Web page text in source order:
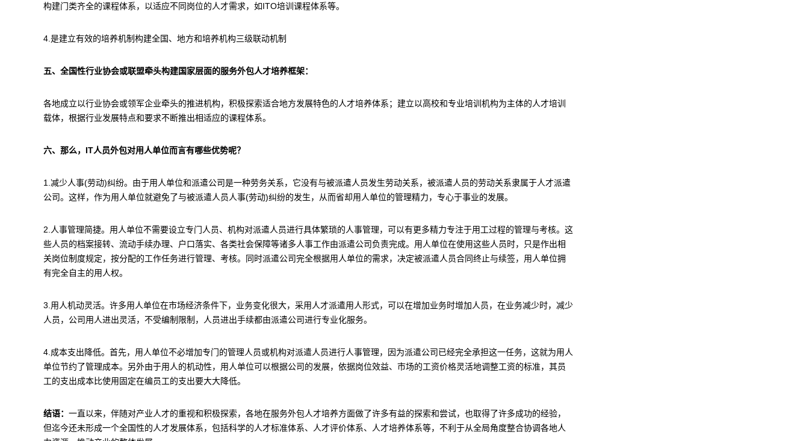
构建门类齐全的课程体系，以适应不同岗位的人才需求，如ITO培训课程体系等。
4.是建立有效的培养机制构建全国、地方和培养机构三级联动机制
五、全国性行业协会或联盟牵头构建国家层面的服务外包人才培养框架：
各地成立以行业协会或领军企业牵头的推进机构，积极探索适合地方发展特色的人才培养体系；建立以高校和专业培训机构为主体的人才培训
载体，根据行业发展特点和要求不断推出相适应的课程体系。
六、那么，IT人员外包对用人单位而言有哪些优势呢？
1.减少人事(劳动)纠纷。由于用人单位和派遣公司是一种劳务关系，它没有与被派遣人员发生劳动关系，被派遣人员的劳动关系隶属于人才派遣
公司。这样，作为用人单位就避免了与被派遣人员人事(劳动)纠纷的发生，从而省却用人单位的管理精力，专心于事业的发展。
2.人事管理简捷。用人单位不需要设立专门人员、机构对派遣人员进行具体繁琐的人事管理，可以有更多精力专注于用工过程的管理与考核。这
些人员的档案接转、流动手续办理、户口落实、各类社会保障等诸多人事工作由派遣公司负责完成。用人单位在使用这些人员时，只是作出相
关岗位制度规定，按分配的工作任务进行管理、考核。同时派遣公司完全根据用人单位的需求，决定被派遣人员合同终止与续签，用人单位拥
有完全自主的用人权。
3.用人机动灵活。许多用人单位在市场经济条件下，业务变化很大，采用人才派遣用人形式，可以在增加业务时增加人员，在业务减少时，减少
人员，公司用人进出灵活，不受编制限制，人员进出手续都由派遣公司进行专业化服务。
4.成本支出降低。首先，用人单位不必增加专门的管理人员或机构对派遣人员进行人事管理，因为派遣公司已经完全承担这一任务，这就为用人
单位节约了管理成本。另外由于用人的机动性，用人单位可以根据公司的发展，依据岗位效益、市场的工资价格灵活地调整工资的标准，其员
工的支出成本比使用固定在编员工的支出要大大降低。
结语： 一直以来，伴随对产业人才的重视和积极探索，各地在服务外包人才培养方面做了许多有益的探索和尝试，也取得了许多成功的经验，
但迄今还未形成一个全国性的人才发展体系，包括科学的人才标准体系、人才评价体系、人才培养体系等，不利于从全局角度整合协调各地人